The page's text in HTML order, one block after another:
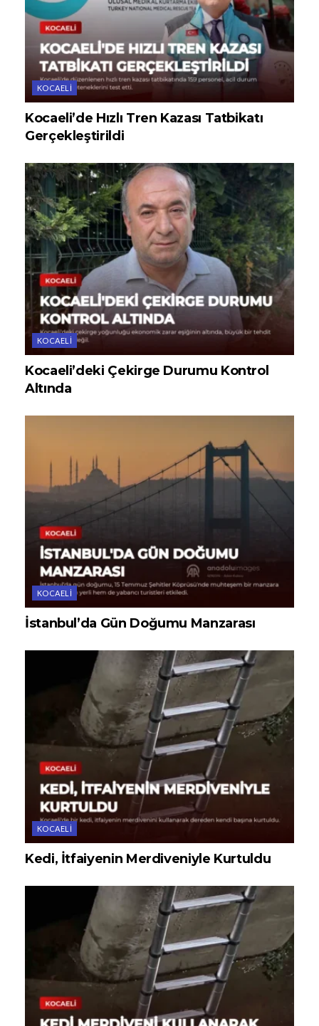
KOCAELI
Kocaeli’de Hızlı Tren Kazası Tatbikatı
Gerçekleştirildi
KOCAELI
Kocaeli’deki Çekirge Durumu Kontrol
Altında
KOCAELI
İstanbul’da Gün Doğumu Manzarası
KOCAELI
Kedi, İtfaiyenin Merdiveniyle Kurtuldu